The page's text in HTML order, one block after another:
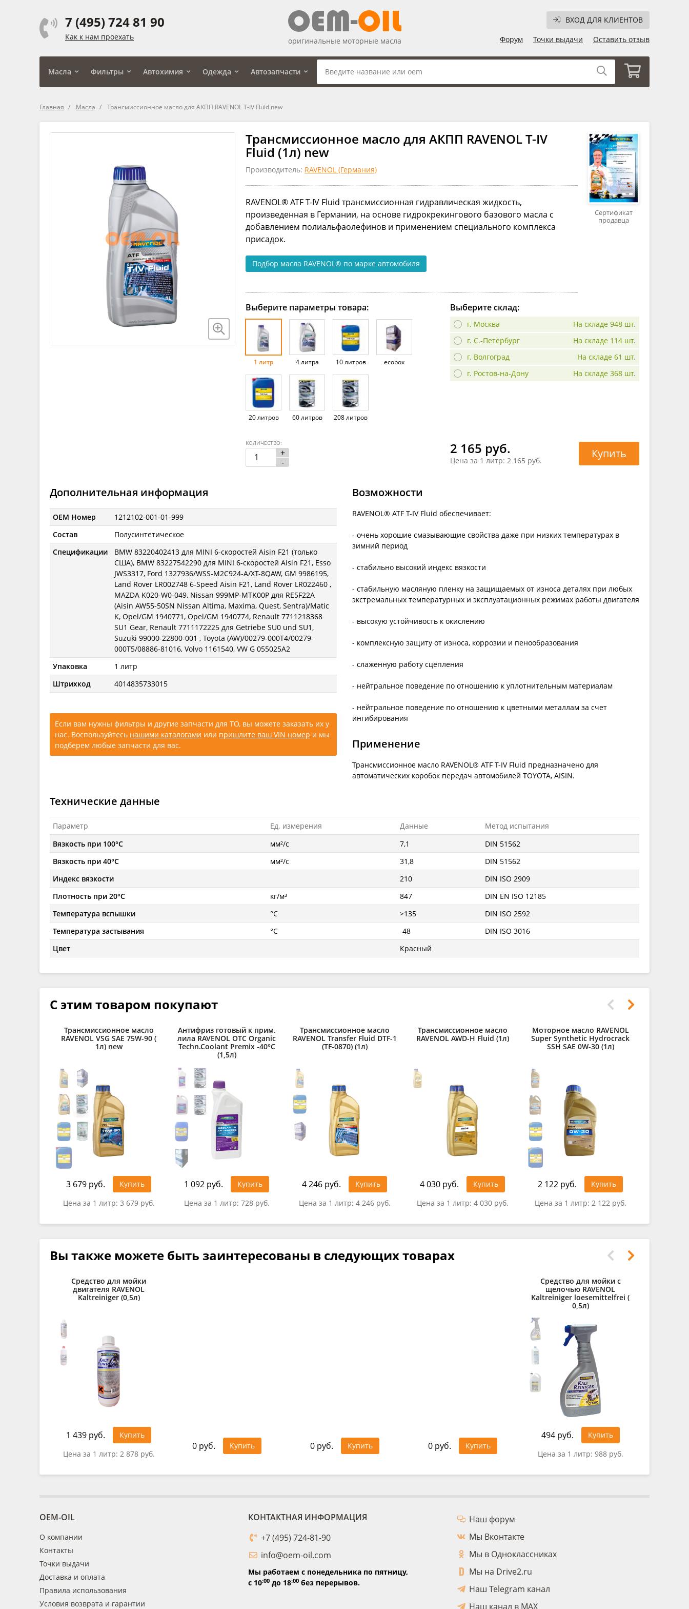
7 (495) 724 81 90
Как к нам проехать
ВХОД ДЛЯ КЛИЕНТОВ
Форум
Точки выдачи Оставить отзыв
оригинальные моторные масла
Масла Фильтры Автохимия Одежда Автозапчасти
Главная Масла Трансмиссионное масло для АКПП RAVENOL T-IV Fluid new
Трансмиссионное масло для АКПП RAVENOL T-IV
Fluid (1л) new
Производитель: RAVENOL (Германия)
RAVENOL® ATF T-IV Fluid трансмиссионная гидравлическая жидкость,
произведенная в Германии, на основе гидрокрекингового базового масла с
добавлением полиальфаолефинов и применением специального комплекса
присадок.
Подбор масла RAVENOL® по марке автомобиля
Сертификат
продавца
Выберите параметры товара:
1 литр 4 литра 10 литров ecobox
20 литров 60 литров 208 литров
Выберите склад:
г. Москва
На складе 948 шт.
г. С.-Петербург
На складе 114 шт.
г. Волгоград
На складе 61 шт.
г. Ростов-на-Дону
На складе 368 шт.
2 165 руб.
Цена за 1 литр: 2 165 руб.
+
-
КОЛИЧЕСТВО:
Купить
Дополнительная информация
OEM Номер
1212102-001-01-999
Состав
Полусинтетическое
Спецификации
BMW 83220402413 для MINI 6-скоростей Aisin F21 (только
США), BMW 83227542290 для MINI 6-скоростей Aisin F21, Esso
JWS3317, Ford 1327936/WSS-M2C924-A/XT-8QAW, GM 9986195,
Land Rover LR002748 6-Speed Aisin F21, Land Rover LR022460 ,
MAZDA K020-W0-049, Nissan 999MP-MTK00P для RE5F22A
(Aisin AW55-50SN Nissan Altima, Maxima, Quest, Sentra)/Matic
K, Opel/GM 1940771, Opel/GM 1940774, Renault 7711218368
SU1 Gear, Renault 7711172225 для Getriebe SU0 und SU1,
Suzuki 99000-22800-001 , Toyota (AW)/00279-000T4/00279-
000T5/08886-81016, Volvo 1161540, VW G 055025A2
Упаковка
1 литр
Штрихкод
4014835733015
Если вам нужны фильтры и другие запчасти для ТО, вы можете заказать их у
нас. Воспользуйтесь нашими каталогами или пришлите ваш VIN номер и мы
подберем любые запчасти для вас.
Возможности
RAVENOL® ATF T-IV Fluid обеспечивает:
- очень хорошие смазывающие свойства даже при низких температурах в
зимний период
- стабильно высокий индекс вязкости
- стабильную масляную пленку на защищаемых от износа деталях при любых
экстремальных температурных и эксплуатационных режимах работы двигателя
- высокую устойчивость к окислению
- комплексную защиту от износа, коррозии и пенообразования
- слаженную работу сцепления
- нейтральное поведение по отношению к уплотнительным материалам
- нейтральное поведение по отношению к цветными металлам за счет
ингибирования
Применение
Трансмиссионное масло RAVENOL® ATF T-IV Fluid предназначено для
автоматических коробок передач автомобилей TOYOTA, AISIN.
Технические данные
Параметр Ед. измерения Данные
Метод испытания
Вязкость при 100°C
мм²/с 7,1
DIN 51562
Вязкость при 40°C
мм²/с 31,8
DIN 51562
Индекс вязкости
210
DIN ISO 2909
Плотность при 20°C
кг/м³ 847
DIN EN ISO 12185
Температура вспышки
°C >135
DIN ISO 2592
Температура застывания
°C -48
DIN ISO 3016
Цвет
Красный
С этим товаром покупают
Трансмиссионное масло
RAVENOL VSG SAE 75W-90 (
1л) new
3 679 руб.
Купить
Цена за 1 литр: 3 679 руб.
Антифриз готовый к прим.
лила RAVENOL OTC Organic
Techn.Coolant Premix -40°C
(1,5л)
1 092 руб.
Купить
Цена за 1 литр: 728 руб.
Трансмиссионное масло
RAVENOL Transfer Fluid DTF-1
(TF-0870) (1л)
4 246 руб.
Купить
Цена за 1 литр: 4 246 руб.
Трансмиссионное масло
RAVENOL AWD-H Fluid (1л)
4 030 руб.
Купить
Цена за 1 литр: 4 030 руб.
Моторное масло RAVENOL
Super Synthetic Hydrocrack
SSH SAE 0W-30 (1л)
2 122 руб.
Купить
Цена за 1 литр: 2 122 руб.
Вы также можете быть заинтересованы в следующих товарах
Средство для мойки
двигателя RAVENOL
Kaltreiniger (0,5л)
1 439 руб.
Купить
Цена за 1 литр: 2 878 руб.
0 руб. Купить 0 руб. Купить 0 руб. Купить
Средство для мойки с
щелочью RAVENOL
Kaltreiniger loesemittelfrei (
0,5л)
494 руб.
Купить
Цена за 1 литр: 988 руб.
OEM-OIL
О компании
Контакты
Точки выдачи
Доставка и оплата
Правила использования
Условия возврата и гарантии
КОНТАКТНАЯ ИНФОРМАЦИЯ
+7 (495) 724-81-90
info@oem-oil.com
Мы работаем с понедельника по пятницу,
с 10:00до 18:00без перерывов.
Наш форум
Мы Вконтакте
Мы в Одноклассниках
Мы на Drive2.ru
Наш Telegram канал
Наш канал в MAX